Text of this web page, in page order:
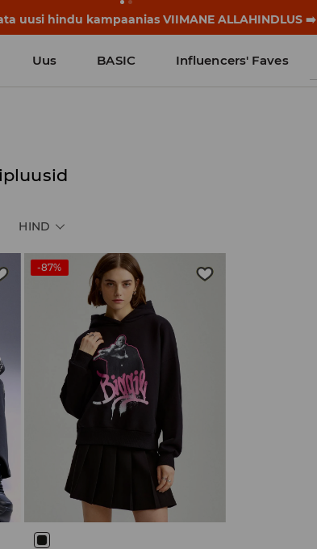
uusi hindu kampaanias VIIMANE ALLAHINDLUS ➡️
Uus BASIC Influencers' Faves
HIND
-87%